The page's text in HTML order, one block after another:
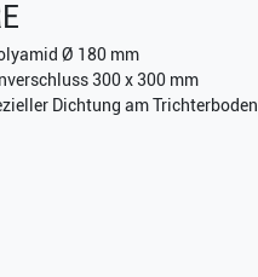
Ø 180 mm
300 x 300 mm
Dichtung am Trichterboden